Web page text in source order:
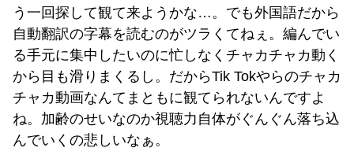
う一回探して観て来ようかな…。でも外国語だから
自動翻訳の字幕を読むのがツラくてねぇ。編んでい
る手元に集中したいのに忙しなくチャカチャカ動く
から目も滑りまくるし。だからTik Tokやらのチャカ
チャカ動画なんてまともに観てられないんですよ
ね。加齢のせいなのか視聴力自体がぐんぐん落ち込
んでいくの悲しいなぁ。